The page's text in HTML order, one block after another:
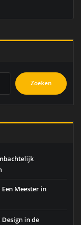
Zoeken
Meester in
in de